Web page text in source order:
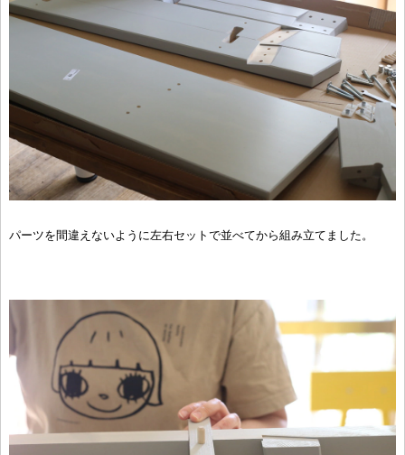
パーツを間違えないように左右セットで並べてから組み立てました。